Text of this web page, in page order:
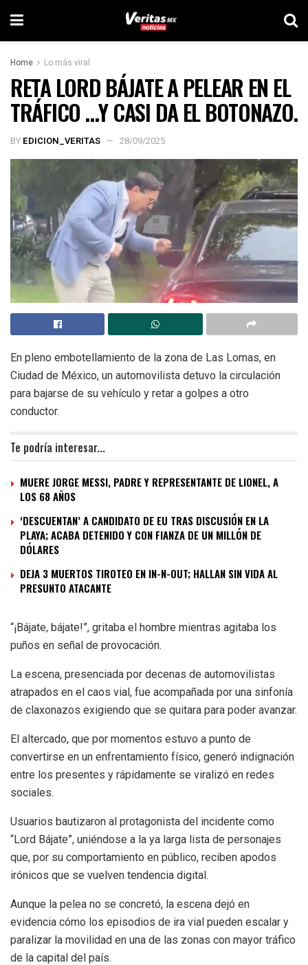
Home Lo más viral
RETA LORD BÁJATE A PELEAR EN EL
TRÁFICO …Y CASI DA EL BOTONAZO.
BY EDICION_VERITAS 28/09/2025
En pleno embotellamiento de la zona de Las Lomas, en
Ciudad de México, un automovilista detuvo la circulación
para bajarse de su vehículo y retar a golpes a otro
conductor.
Te podría interesar...
MUERE JORGE MESSI, PADRE Y REPRESENTANTE DE LIONEL, A
LOS 68 AÑOS
‘DESCUENTAN’ A CANDIDATO DE EU TRAS DISCUSIÓN EN LA
PLAYA; ACABA DETENIDO Y CON FIANZA DE UN MILLÓN DE
DÓLARES
DEJA 3 MUERTOS TIROTEO EN IN-N-OUT; HALLAN SIN VIDA AL
PRESUNTO ATACANTE
“¡Bájate, bájate!”, gritaba el hombre mientras agitaba los
puños en señal de provocación.
La escena, presenciada por decenas de automovilistas
atrapados en el caos vial, fue acompañada por una sinfonía
de claxonazos exigiendo que se quitara para poder avanzar.
El altercado, que por momentos estuvo a punto de
convertirse en un enfrentamiento físico, generó indignación
entre los presentes y rápidamente se viralizó en redes
sociales.
Usuarios bautizaron al protagonista del incidente como
“Lord Bájate”, uniéndose a la ya larga lista de personajes
que, por su comportamiento en público, reciben apodos
irónicos que se vuelven tendencia digital.
Aunque la pelea no se concretó, la escena dejó en
evidencia cómo los episodios de ira vial pueden escalar y
paralizar la movilidad en una de las zonas con mayor tráfico
de la capital del país.